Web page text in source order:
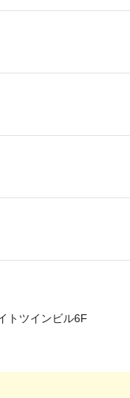
トツインビル6F